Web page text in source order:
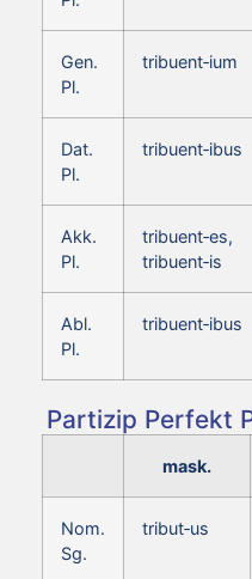
Gen.
Pl.
tribuent‑ium
Dat.
Pl.
tribuent‑ibus
Akk.
Pl.
tribuent‑es,
tribuent‑is
Abl.
Pl.
tribuent‑ibus
Partizip Perfekt
mask.
Nom.
Sg.
tribut‑us